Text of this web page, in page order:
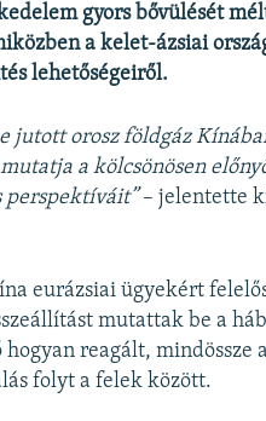
gyors bővülését
a kelet-ázsiai
lehetőségeiről.
jutott orosz földgáz
a kölcsönösen
perspektíváit”– jelentette
eurázsiai ügyekért
mutattak be a
hogyan reagált,
folyt a felek között.